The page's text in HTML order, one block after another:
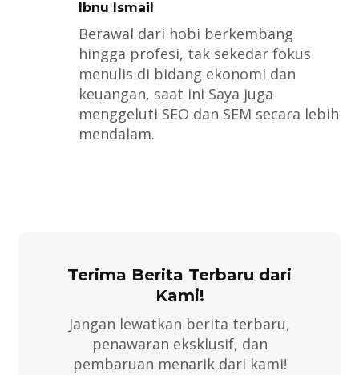
Ibnu Ismail
Berawal dari hobi berkembang
hingga profesi, tak sekedar fokus
menulis di bidang ekonomi dan
keuangan, saat ini Saya juga
menggeluti SEO dan SEM secara lebih
mendalam.
Terima Berita Terbaru dari
Kami!
Jangan lewatkan berita terbaru,
penawaran eksklusif, dan
pembaruan menarik dari kami!